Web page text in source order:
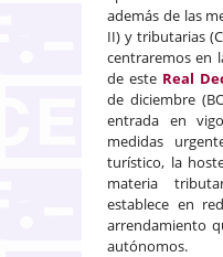
además de las
II) y tributarias
centraremos en
de este Real
de diciembre
entrada en
medidas
turístico, la
materia
establece en
arrendamiento
autónomos.